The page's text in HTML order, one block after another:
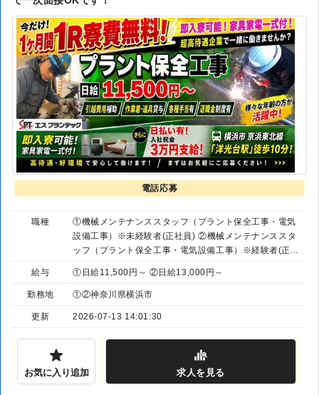
電話応募
職種
①機械メンテナンススタッフ（プラント保全工事・電気
設備工事）※未経験者(正社員) ②機械メンテナンススタ
ッフ（プラント保全工事・電気設備工事）※経験者(正...
給与 ①日給11,500円～ ②日給13,000円～
勤務地 ①②神奈川県横浜市
更新 2026-07-13 14:01:30
お気に入り追加 求人 を見る